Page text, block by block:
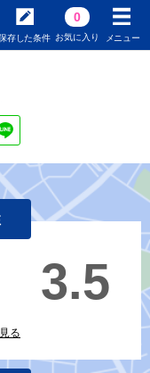
存した条件
0
お気に入り メニュー
3.5
る